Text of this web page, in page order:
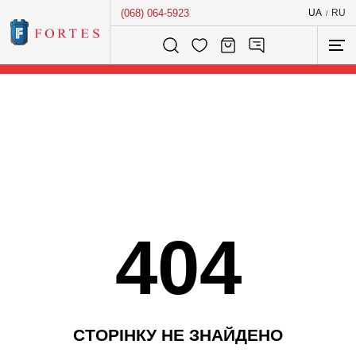
(068) 064-5923 UA / RU
Розумний пошук...
404
СТОРІНКУ НЕ ЗНАЙДЕНО